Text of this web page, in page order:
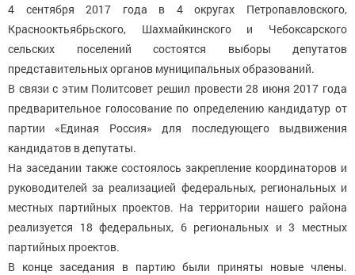
4 сентября 2017 года в 4 округах Петропавловского,
Краснооктьябрьского, Шахмайкинского и Чебоксарского
сельских поселений состоятся выборы депутатов
представительных органов муниципальных образований.
В связи с этим Политсовет решил провести 28 июня 2017 года
предварительное голосование по определению кандидатур от
партии «Единая Россия» для последующего выдвижения
кандидатов в депутаты.
На заседании также состоялось закрепление координаторов и
руководителей за реализацией федеральных, региональных и
местных партийных проектов. На территории нашего района
реализуется 18 федеральных, 6 региональных и 3 местных
партийных проектов.
В конце заседания в партию были приняты новые члены.